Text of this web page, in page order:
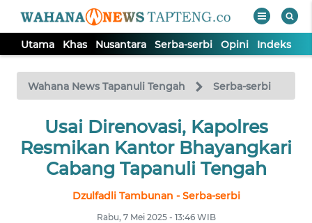
Utama Khas Nusantara Serba-serbi Opini Indeks
Wahana News Tapanuli Tengah Serba-serbi
Usai Direnovasi, Kapolres
Resmikan Kantor Bhayangkari
Cabang Tapanuli Tengah
Dzulfadli Tambunan - Serba-serbi
Rabu, 7 Mei 2025 - 13:46 WIB
TV
Tutup
UTAMA
NUSANTARA